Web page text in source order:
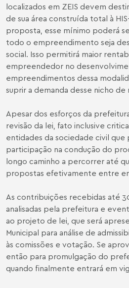
localizados em ZEIS devem
de sua área construída total à
proposta, esse mínimo poderá
todo o empreendimento seja
social. Isso permitirá maior
empreendedor no
empreendimentos dessa
suprir a demanda desse nicho de
Apesar dos esforços da
revisão da lei, fato inclusive
entidades da sociedade civil que
participação na condução do
longo caminho a percorrer até
propostas efetivamente entre
As contribuições recebidas até
analisadas pela prefeitura e
ao projeto de lei, que será
Municipal para análise de
às comissões e votação. Se
então para promulgação do
quando finalmente entrará em